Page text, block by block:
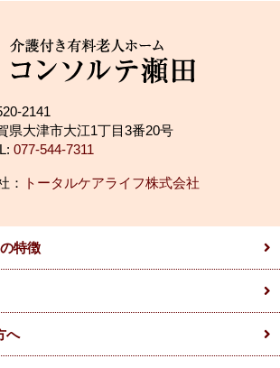
2141
県大津市大江1丁目3番20号
077-544-7311
： トータルケアライフ株式会社
特徴
へ